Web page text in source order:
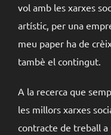
vol amb les xarxes
artístic, per una
meu paper ha de
tambè el contingut.
A la recerca que
les millors xarxes
contracte de treball